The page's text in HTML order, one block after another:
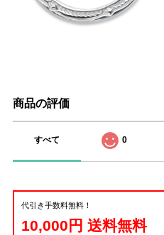
商品の評価
すべて 0
代引き手数料無料！
10,000円 送料無料